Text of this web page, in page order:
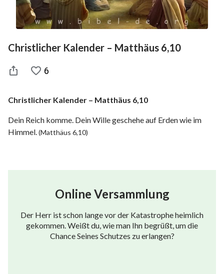
Christlicher Kalender – Matthäus 6,10
6
Christlicher Kalender – Matthäus 6,10
Dein Reich komme. Dein Wille geschehe auf Erden wie im
Himmel. (Matthäus 6,10)
Online Versammlung
Der Herr ist schon lange vor der Katastrophe heimlich
gekommen. Weißt du, wie man Ihn begrüßt, um die
Chance Seines Schutzes zu erlangen?